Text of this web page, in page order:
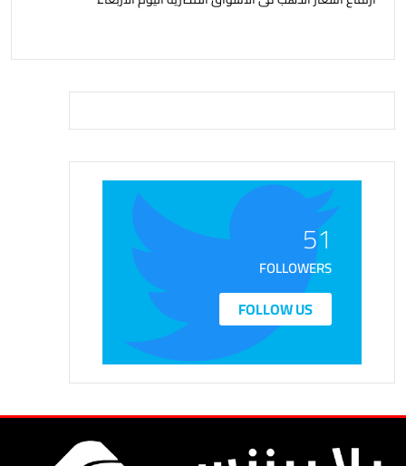
51
FOLLOWERS
FOLLOW US